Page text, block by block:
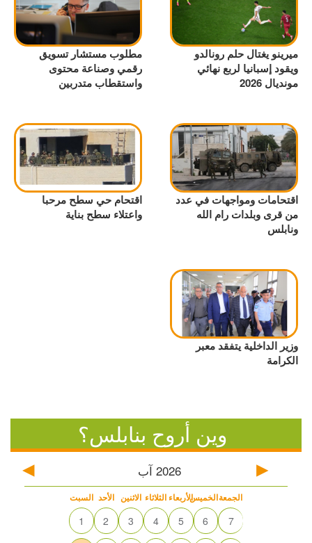
ميرينو يغتال حلم رونالدو
ويقود إسبانيا لربع نهائي
مونديال 2026
مطلوب مستشار تسويق
رقمي وصناعة محتوى
واستقطاب متدربين
اقتحامات ومواجهات في عدد
من قرى وبلدات رام الله
ونابلس
اقتحام حي سطح مرحبا
واعتلاء سطح بناية
وزير الداخلية يتفقد معبر
الكرامة
وين أروح بنابلس؟
2026 آب
السبت الأحد الاثنين الثلاثاء الأربعاءالخميسالجمعة
1 2 3 4 5 6 7